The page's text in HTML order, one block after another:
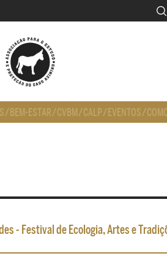
/ BEM-ESTAR/CVBM/CALP/ EVENTOS/
- Festival de Ecologia, Artes e